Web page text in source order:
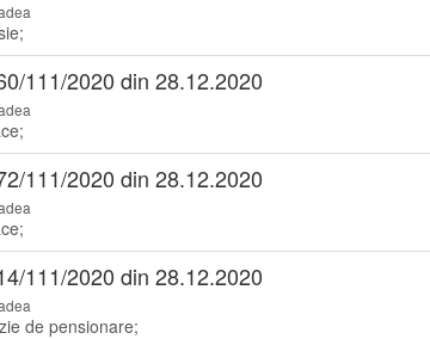
111/2020 din 28.12.2020
111/2020 din 28.12.2020
111/2020 din 28.12.2020
de pensionare;